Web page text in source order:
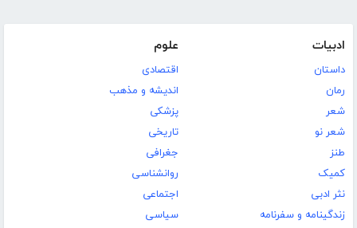
ادبیات
داستان
رمان
شعر
شعر نو
طنز
کمیک
نثر ادبی
زندگینامه و سفرنامه
علوم
اقتصادی
اندیشه و مذهب
پزشکی
تاریخی
جغرافی
روانشناسی
اجتماعی
سیاسی